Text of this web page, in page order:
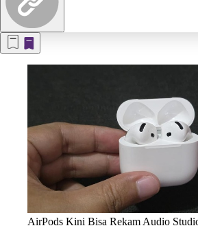
AirPods Kini Bisa Rekam Audio